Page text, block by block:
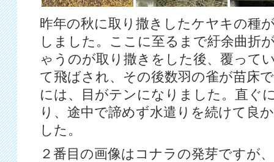
昨年の秋に取り撒きしたケヤキの種
しました。ここに至るまで紆余曲折
ゃうのが取り撒きをした後、覆って
て飛ばされ、その後数羽の雀が苗床
には、目がテンになりました。直ぐ
り、途中で諦めず水遣りを続けて良
した。
２番目の画像はコナラの発芽ですが